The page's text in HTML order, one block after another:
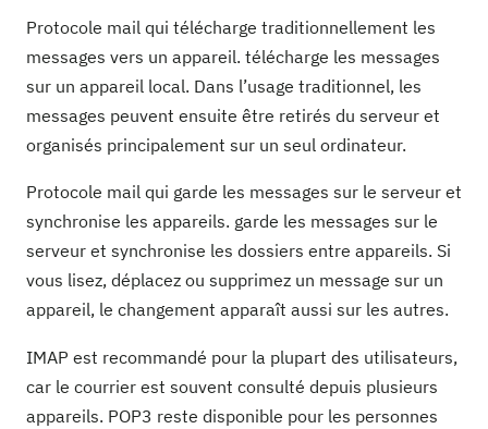
Protocole mail qui télécharge traditionnellement les
messages vers un appareil. télécharge les messages
sur un appareil local. Dans l’usage traditionnel, les
messages peuvent ensuite être retirés du serveur et
organisés principalement sur un seul ordinateur.
Protocole mail qui garde les messages sur le serveur et
synchronise les appareils. garde les messages sur le
serveur et synchronise les dossiers entre appareils. Si
vous lisez, déplacez ou supprimez un message sur un
appareil, le changement apparaît aussi sur les autres.
IMAP est recommandé pour la plupart des utilisateurs,
car le courrier est souvent consulté depuis plusieurs
appareils. POP3 reste disponible pour les personnes